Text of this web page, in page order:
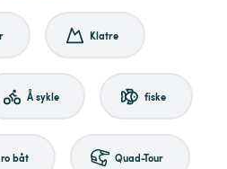
Klatre
Å sykle fiske
båt Quad-Tour